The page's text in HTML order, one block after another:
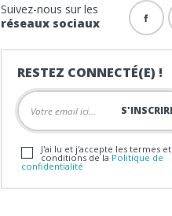
Suivez-nous sur les
réseaux sociaux
RESTEZ CONNECTÉ(E) !
J'ai lu et j'accepte les termes et
conditions de la Politique de
confidentialité